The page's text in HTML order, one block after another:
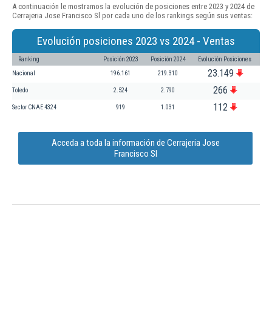
A continuación le mostramos la evolución de posiciones entre 2023 y 2024 de
Cerrajeria Jose Francisco Sl por cada uno de los rankings según sus ventas:
Evolución posiciones 2023 vs 2024 - Ventas
Ranking Posición 2023 Posición 2024 Evolución Posiciones
Nacional 196.161 219.310 23.149
Toledo 2.524 2.790 266
Sector CNAE 4324 919 1.031 112
Acceda a toda la información de Cerrajeria Jose
Francisco Sl